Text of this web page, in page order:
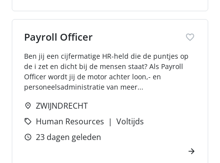
Payroll Officer
Ben jij een cijfermatige HR-held die de puntjes op
de i zet en dicht bij de mensen staat? Als Payroll
Officer wordt jij de motor achter loon,- en
personeelsadministratie van meer...
ZWIJNDRECHT
Human Resources
Voltijds
23 dagen geleden